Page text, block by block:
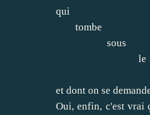
qui
tombe
sous
le
et dont on se
Oui, enfin, c'est vrai